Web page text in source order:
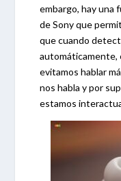
embargo, hay una
de Sony que
que cuando
automáticamente,
evitamos hablar
nos habla y por
estamos